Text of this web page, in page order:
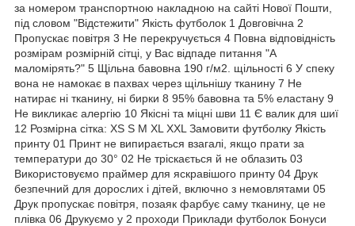
за номером транспортною накладною на сайті Нової Пошти,
під словом "Відстежити" Якість футболок 1 Довговічна 2
Пропускає повітря 3 Не перекручується 4 Повна відповідність
розмірам розмірній сітці, у Вас відпаде питання "А
маломірять?" 5 Щільна бавовна 190 г/м2. щільності 6 У спеку
вона не намокає в пахвах через щільнішу тканину 7 Не
натирає ні тканину, ні бирки 8 95% бавовна та 5% еластану 9
Не викликає алергію 10 Якісні та міцні шви 11 Є валик для шиї
12 Розмірна сітка: XS S M XL XXL Замовити футболку Якість
принту 01 Принт не випирається взагалі, якщо прати за
температури до 30° 02 Не тріскається й не облазить 03
Використовуємо праймер для яскравішого принту 04 Друк
безпечний для дорослих і дітей, включно з немовлятами 05
Друк пропускає повітря, позаяк фарбує саму тканину, це не
плівка 06 Друкуємо у 2 проходи Приклади футболок Бонуси